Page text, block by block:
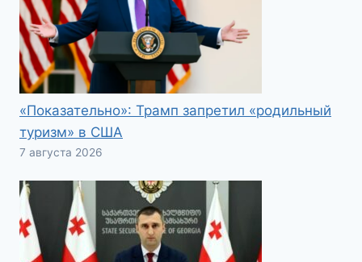
«Показательно»: Трамп запретил «родильный
туризм» в США
7 августа 2026